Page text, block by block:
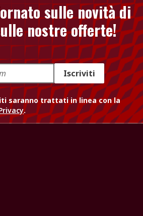
sulle novità di
nostre offerte!
Iscriviti
saranno trattati in linea con la
.